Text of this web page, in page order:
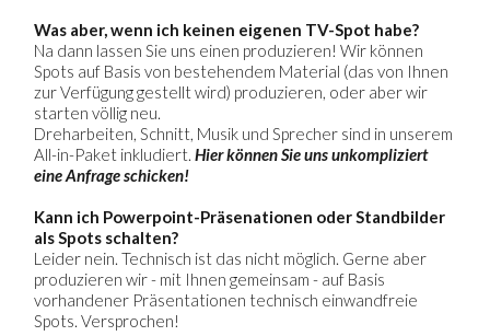
Was aber, wenn ich keinen eigenen TV-Spot habe?
Na dann lassen Sie uns einen produzieren! Wir können
Spots auf Basis von bestehendem Material (das von Ihnen
zur Verfügung gestellt wird) produzieren, oder aber wir
starten völlig neu.
Dreharbeiten, Schnitt, Musik und Sprecher sind in unserem
All-in-Paket inkludiert. Hier können Sie uns unkompliziert
eine Anfrage schicken!
Kann ich Powerpoint-Präsenationen oder Standbilder
als Spots schalten?
Leider nein. Technisch ist das nicht möglich. Gerne aber
produzieren wir - mit Ihnen gemeinsam - auf Basis
vorhandener Präsentationen technisch einwandfreie
Spots. Versprochen!